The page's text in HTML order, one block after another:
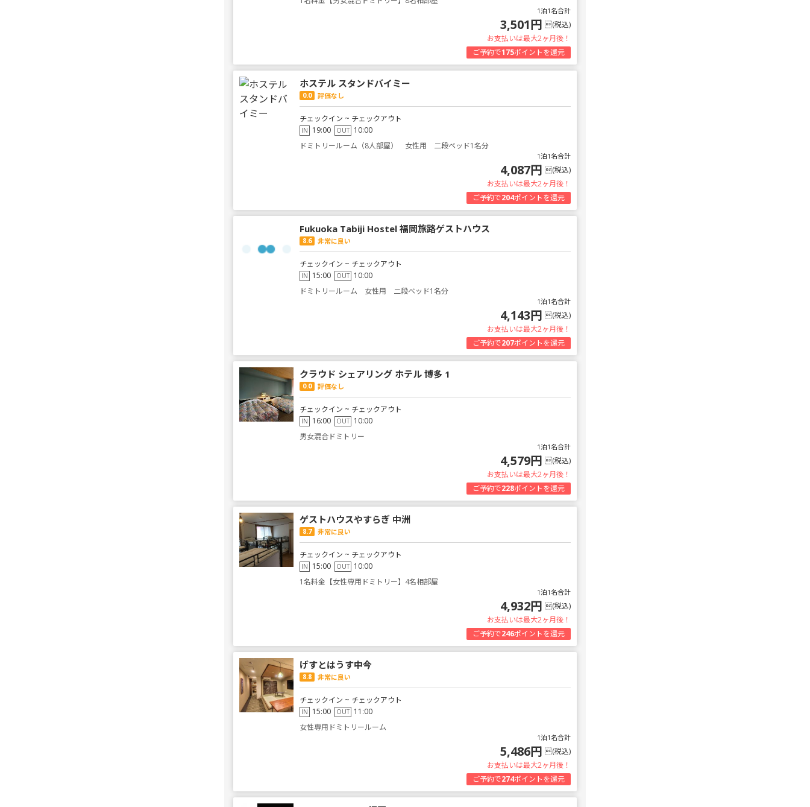
1泊1名合計
3,501円 (税込)
お支払いは最大2ヶ月後！
ご予約で175ポイントを還元
ホステル スタンドバイミー
0.0 評価なし
チェックイン ~ チェックアウト
IN 19:00 OUT 10:00
ドミトリールーム（8人部屋） 女性用 二段ベッド1名分
1泊1名合計
4,087円 (税込)
お支払いは最大2ヶ月後！
ご予約で204ポイントを還元
Fukuoka Tabiji Hostel 福岡旅路ゲストハウス
8.6 非常に良い
チェックイン ~ チェックアウト
IN 15:00 OUT 10:00
ドミトリールーム 女性用 二段ベッド1名分
1泊1名合計
4,143円 (税込)
お支払いは最大2ヶ月後！
ご予約で207ポイントを還元
クラウド シェアリング ホテル 博多 1
0.0 評価なし
チェックイン ~ チェックアウト
IN 16:00 OUT 10:00
男女混合ドミトリー
1泊1名合計
4,579円 (税込)
お支払いは最大2ヶ月後！
ご予約で228ポイントを還元
ゲストハウスやすらぎ 中洲
8.7 非常に良い
チェックイン ~ チェックアウト
IN 15:00 OUT 10:00
1名料金【女性専用ドミトリー】4名相部屋
1泊1名合計
4,932円 (税込)
お支払いは最大2ヶ月後！
ご予約で246ポイントを還元
げすとはうす中今
8.8 非常に良い
チェックイン ~ チェックアウト
IN 15:00 OUT 11:00
女性専用ドミトリールーム
1泊1名合計
5,486円 (税込)
お支払いは最大2ヶ月後！
ご予約で274ポイントを還元